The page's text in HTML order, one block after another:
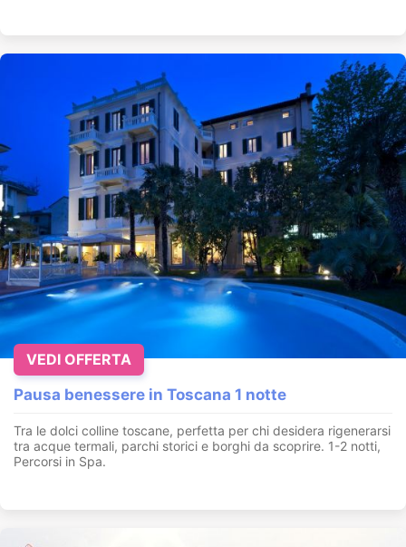
Pausa benessere in Toscana 1 notte
Tra le dolci colline toscane, perfetta per chi desidera rigenerarsi
tra acque termali, parchi storici e borghi da scoprire. 1-2 notti,
Percorsi in Spa.
VEDI OFFERTA